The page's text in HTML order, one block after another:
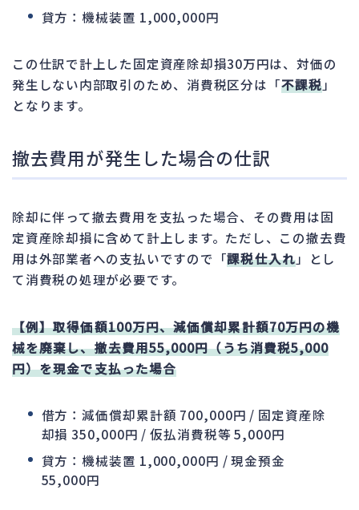
貸方：機械装置 1,000,000円
この仕訳で計上した固定資産除却損30万円は、対価の
発生しない内部取引のため、消費税区分は「不課税」
となります。
撤去費用が発生した場合の仕訳
除却に伴って撤去費用を支払った場合、その費用は固
定資産除却損に含めて計上します。ただし、この撤去費
用は外部業者への支払いですので「課税仕入れ」とし
て消費税の処理が必要です。
【例】取得価額100万円、減価償却累計額70万円の機
械を廃棄し、撤去費用55,000円（うち消費税5,000
円）を現金で支払った場合
借方：減価償却累計額 700,000円 / 固定資産除
却損 350,000円 / 仮払消費税等 5,000円
貸方：機械装置 1,000,000円 / 現金預金
55,000円